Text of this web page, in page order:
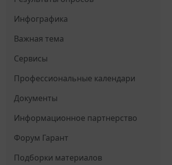
Инфографика
Важная тема
Сервисы
Профессиональные календари
Документы
Информационное партнерство
Форум Гарант
Подборки материалов